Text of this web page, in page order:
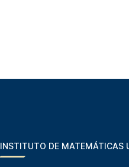
INSTITUTO DE MATEMÁTICAS